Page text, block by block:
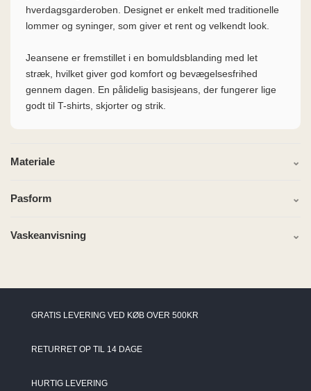
hverdagsgarderoben. Designet er enkelt med traditionelle
lommer og syninger, som giver et rent og velkendt look.
Jeansene er fremstillet i en bomuldsblanding med let
stræk, hvilket giver god komfort og bevægelsesfrihed
gennem dagen. En pålidelig basisjeans, der fungerer lige
godt til T-shirts, skjorter og strik.
Materiale
Pasform
Vaskeanvisning
GRATIS LEVERING VED KØB OVER 500KR
RETURRET OP TIL 14 DAGE
HURTIG LEVERING